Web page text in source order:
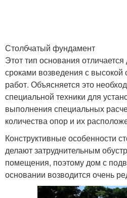
Столбчатый фундамент
Этот тип основания
сроками возведения с
работ. Объясняется это
специальной техники для
выполнения специальных
количества опор и их
Конструктивные особенности
делают затруднительным
помещения, поэтому дом с
основании возводится очень